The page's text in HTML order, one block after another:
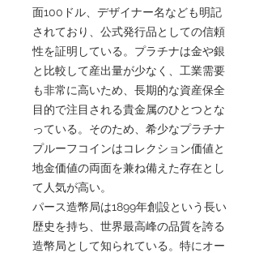
面100ドル、デザイナー名なども明記
されており、公式発行品としての信頼
性を証明している。プラチナは金や銀
と比較して産出量が少なく、工業需要
も非常に高いため、長期的な資産保全
目的で注目される貴金属のひとつとな
っている。そのため、希少なプラチナ
プルーフコインはコレクション価値と
地金価値の両面を兼ね備えた存在とし
て人気が高い。
パース造幣局は1899年創設という長い
歴史を持ち、世界最高峰の品質を誇る
造幣局として知られている。特にオー